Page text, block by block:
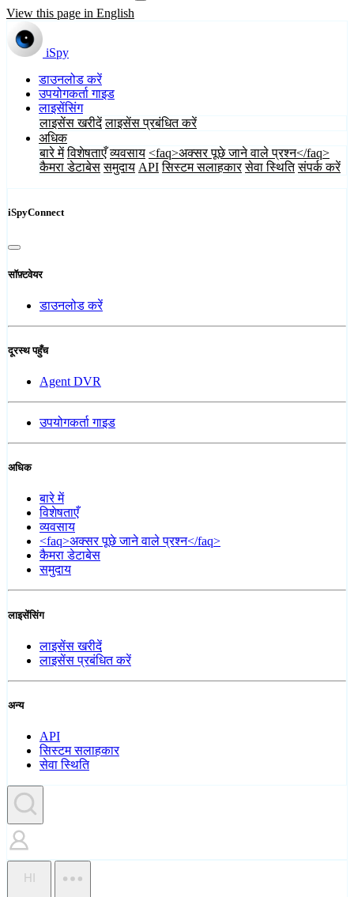
View this page in English
iSpy
डाउनलोड करें
उपयोगकर्ता गाइड
लाइसेंसिंग
लाइसेंस खरीदें लाइसेंस प्रबंधित करें
अधिक
बारे में विशेषताएँ व्यवसाय <faq>अक्सर पूछे जाने वाले प्रश्न</faq>
कैमरा डेटाबेस समुदाय API सिस्टम सलाहकार सेवा स्थिति संपर्क करें
iSpyConnect
सॉफ़्टवेयर
डाउनलोड करें
दूरस्थ पहुँच
Agent DVR
उपयोगकर्ता गाइड
अधिक
बारे में
विशेषताएँ
व्यवसाय
<faq>अक्सर पूछे जाने वाले प्रश्न</faq>
कैमरा डेटाबेस
समुदाय
लाइसेंसिंग
लाइसेंस खरीदें
लाइसेंस प्रबंधित करें
अन्य
API
सिस्टम सलाहकार
सेवा स्थिति
HI